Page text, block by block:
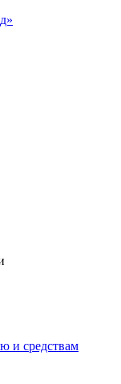
и средствам